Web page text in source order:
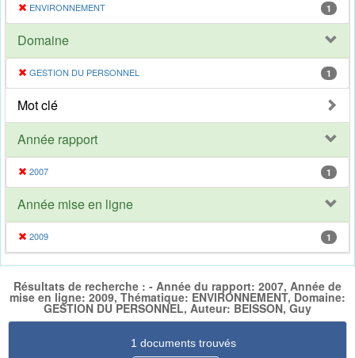
ENVIRONNEMENT 1
Domaine
GESTION DU PERSONNEL 1
Mot clé
Année rapport
2007 1
Année mise en ligne
2009 1
Résultats de recherche : - Année du rapport: 2007, Année de
mise en ligne: 2009, Thématique: ENVIRONNEMENT, Domaine:
GESTION DU PERSONNEL, Auteur: BEISSON, Guy
1 documents trouvés